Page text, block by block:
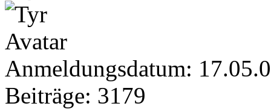
Anmeldungsdatum:
Beiträge: 3179